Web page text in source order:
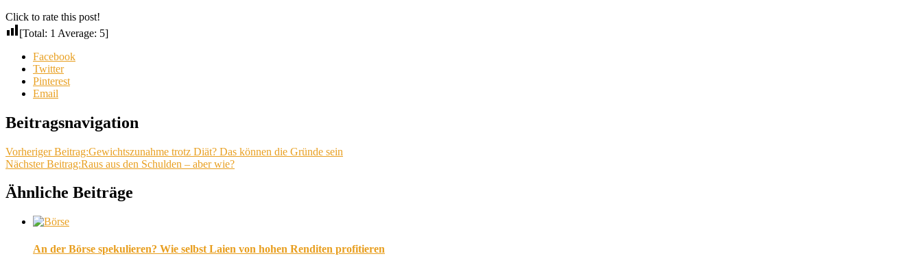
Click to rate this post!
[Total: 1 Average: 5]
Facebook
Twitter
Pinterest
Email
Beitragsnavigation
Vorheriger Beitrag:Gewichtszunahme trotz Diät? Das können die Gründe sein
Nächster Beitrag:Raus aus den Schulden – aber wie?
Ähnliche Beiträge
An der Börse spekulieren? Wie selbst Laien von hohen Renditen profitieren